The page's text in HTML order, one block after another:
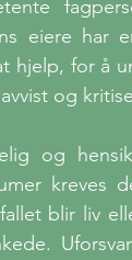
eiere har
hjelp, for å
og
og
kreves
blir liv